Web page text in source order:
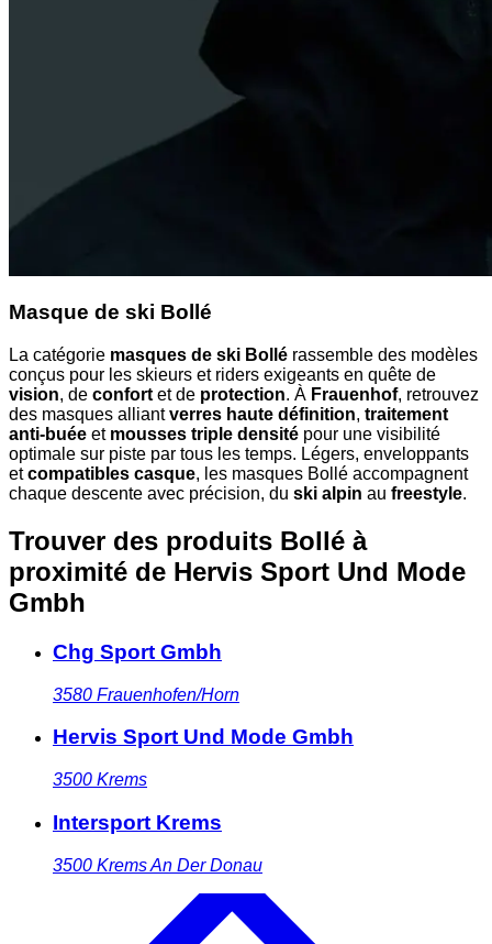
Masque de ski Bollé
La catégorie masques de ski Bollé rassemble des modèles
conçus pour les skieurs et riders exigeants en quête de
vision, de confort et de protection. À Frauenhof, retrouvez
des masques alliantverres haute définition, traitement
anti-buée et mousses triple densité pour une visibilité
optimale sur piste par tous les temps. Légers, enveloppants
etcompatibles casque, les masques Bollé accompagnent
chaque descente avec précision, du ski alpin au freestyle.
Trouver des produits Bollé à
proximité de Hervis Sport Und Mode
Gmbh
Chg Sport Gmbh
3580 Frauenhofen/Horn
Hervis Sport Und Mode Gmbh
3500 Krems
Intersport Krems
3500 Krems An Der Donau